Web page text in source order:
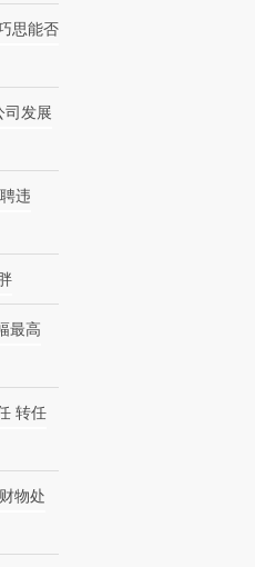
思能否
司发展
违
最高
转任
物处